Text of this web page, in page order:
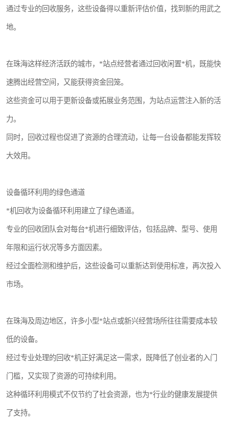
通过专业的回收服务，这些设备得以重新评估价值，找到新的用武之
地。
在珠海这样经济活跃的城市，*站点经营者通过回收闲置*机，既能快
速腾出经营空间，又能获得资金回笼。
这些资金可以用于更新设备或拓展业务范围，为站点运营注入新的活
力。
同时，回收过程也促进了资源的合理流动，让每一台设备都能发挥较
大效用。
设备循环利用的绿色通道
*机回收为设备循环利用建立了绿色通道。
专业的回收团队会对每台*机进行细致评估，包括品牌、型号、使用
年限和运行状况等多方面因素。
经过全面检测和维护后，这些设备可以重新达到使用标准，再次投入
市场。
在珠海及周边地区，许多小型*站点或新兴经营场所往往需要成本较
低的设备。
经过专业处理的回收*机正好满足这一需求，既降低了创业者的入门
门槛，又实现了资源的可持续利用。
这种循环利用模式不仅节约了社会资源，也为*行业的健康发展提供
了支持。